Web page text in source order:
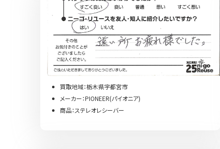
買取地域：栃木県宇都宮市
メーカー：PIONEER(パイオニア)
商品：ステレオレシーバー